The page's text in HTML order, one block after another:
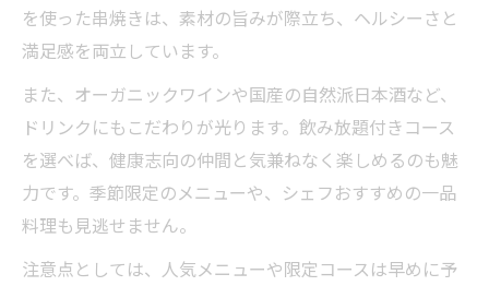
を使った串焼きは、素材の旨みが際立ち、ヘルシーさと
満足感を両立しています。
また、オーガニックワインや国産の自然派日本酒など、
ドリンクにもこだわりが光ります。飲み放題付きコース
を選べば、健康志向の仲間と気兼ねなく楽しめるのも魅
力です。季節限定のメニューや、シェフおすすめの一品
料理も見逃せません。
注意点としては、人気メニューや限定コースは早めに予